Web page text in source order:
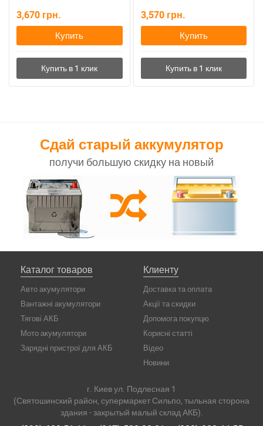
3,670 грн.
Купить
3,570 грн.
Купить
Сдай старый аккумулятор
получи большую скидку на новый
Каталог товаров
Авто акумулятори
Вантажні акумулятори
Тягові АКБ
Мото акумулятори
Зарядні пристрої для АКБ
Клиенту
Доставка та оплата
Акції та скидки
Допомога покупцю
Корисні статті
Відео
Новини
г. Киев ул. Подлесная 1
(Святошинский район, супермаркет Сильпо, тыльная сторона
здания - закрытый малый склад АКБ).